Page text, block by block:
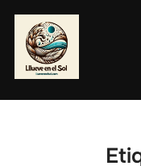
contenido